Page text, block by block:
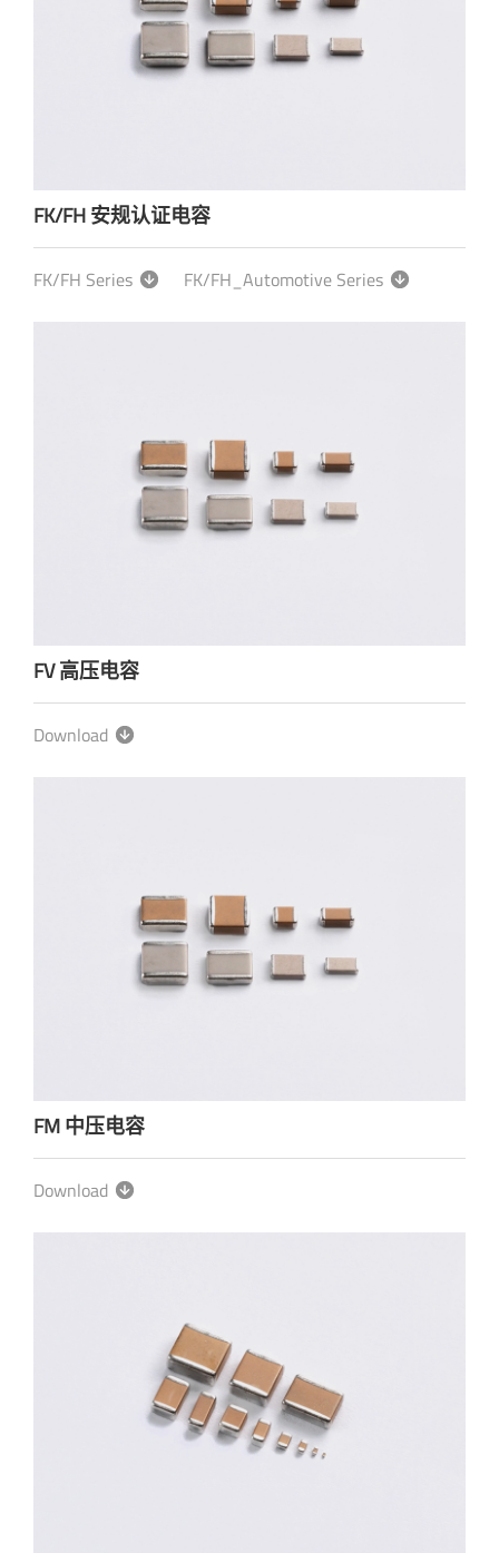
FK/FH 安规认证电容
FK/FH Series FK/FH_Automotive Series
FV 高压电容
Download
FM 中压电容
Download